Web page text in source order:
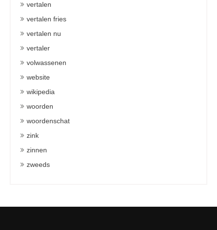
vertalen
vertalen fries
vertalen nu
vertaler
volwassenen
website
wikipedia
woorden
woordenschat
zink
zinnen
zweeds